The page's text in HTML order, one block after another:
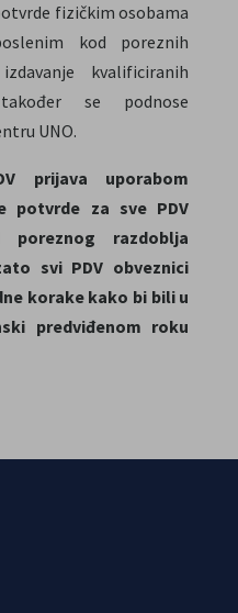
fizičkim osobama
kod poreznih
kvalificiranih
se podnose
UNO.
prijava uporabom
potvrde za sve PDV
poreznog razdoblja
svi PDV obveznici
korake kako bi bili u
predviđenom roku